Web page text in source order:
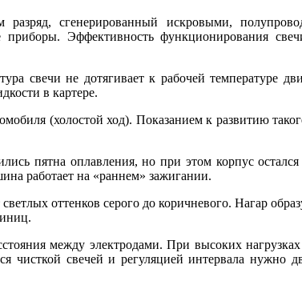
разряд, сгенерированный искровыми,
Эффективность функционирования
свечи не дотягивает к рабочей температуре
в картере.
(холостой ход). Показанием к развитию
пятна оплавления, но при этом корпус
работает на «раннем» зажигании.
оттенков серого до коричневого. Нагар
между электродами. При высоких
свечей и регуляцией интервала нужно